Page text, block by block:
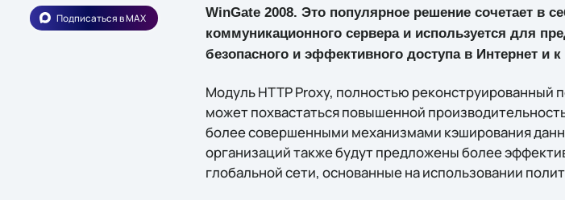
Подписаться в MAX
WinGate 2008. Это популярное решение сочетает в
коммуникационного сервера и используется для
безопасного и эффективного доступа в Интернет и
Модуль HTTP Proxy, полностью
может похвастаться повышенной
более совершенными механизмами кэширования
организаций также будут предложены более
глобальной сети, основанные на использовании